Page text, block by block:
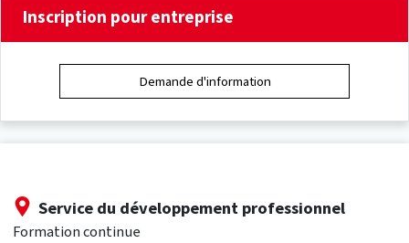
Inscription pour entreprise
Demande d'information
Service du développement professionnel
Formation continue